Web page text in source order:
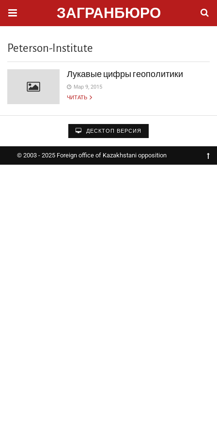
ЗАГРАНБЮРО
Peterson-Institute
Лукавые цифры геополитики
Мар 9, 2015
ЧИТАТЬ
ДЕСКТОП ВЕРСИЯ
© 2003 - 2025 Foreign office of Kazakhstani opposition